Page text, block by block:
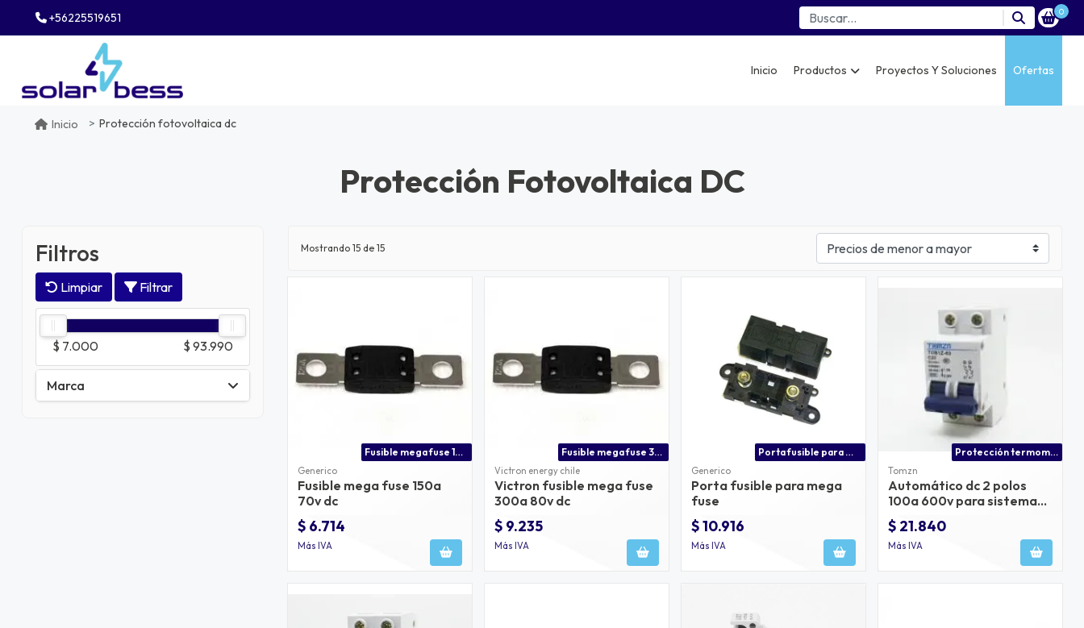
+56225519651 0
Inicio Productos Proyectos Y Soluciones Ofertas
Inicio Protección fotovoltaica dc
Protección Fotovoltaica DC
Filtros
Limpiar Filtrar
$ 7.000 $ 93.990
Marca
Mostrando 15 de 15
Fusible mega fuse 150a 70v dc
Generico
Fusible mega fuse 150a
70v dc
$ 6.714
Más IVA
Fusible mega fuse 300a 80v dc
Victron energy chile
Victron fusible mega fuse
300a 80v dc
$ 9.235
Más IVA
Porta fusible para mega fuse (fuse holder)
Generico
Porta fusible para mega
fuse
$ 10.916
Más IVA
Protección termomagnetica 100a cc precio
Tomzn
Automático dc 2 polos
100a 600v para sistema
solar
$ 21.840
Más IVA